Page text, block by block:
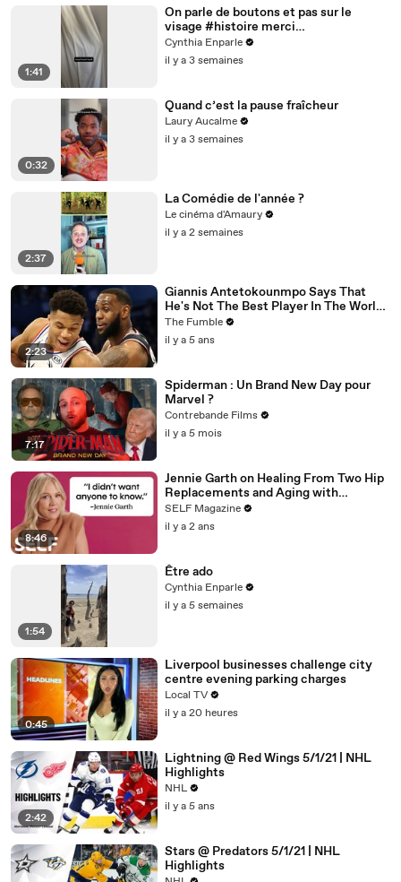
1:41
On parle de boutons et pas sur le
visage #histoire merci
@studio_paillette prêt*
Cynthia Enparle
il y a 3 semaines
0:32
Quand c’est la pause fraîcheur
Laury Aucalme
il y a 3 semaines
2:37
La Comédie de l'année ?
Le cinéma d'Amaury
il y a 2 semaines
2:23
Giannis Antetokounmpo Says That
He's Not The Best Player In The World,
LeBron James Is
The Fumble
il y a 5 ans
7:17
Spiderman : Un Brand New Day pour
Marvel ?
Contrebande Films
il y a 5 mois
8:46
Jennie Garth on Healing From Two Hip
Replacements and Aging with
Confidence
SELF Magazine
il y a 2 ans
1:54
Être ado
Cynthia Enparle
il y a 5 semaines
0:45
Liverpool businesses challenge city
centre evening parking charges
Local TV
il y a 20 heures
2:42
Lightning @ Red Wings 5/1/21 | NHL
Highlights
NHL
il y a 5 ans
Stars @ Predators 5/1/21 | NHL
Highlights